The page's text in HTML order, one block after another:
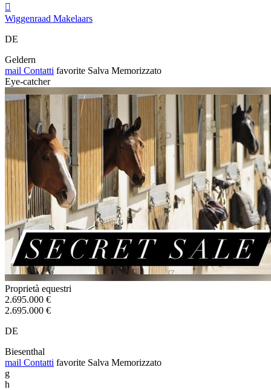

Wiggenraad Makelaars
DE
Geldern
mail Contatti favorite Salva Memorizzato
Eye-catcher
Proprietà equestri
2.695.000 €
2.695.000 €
DE
Biesenthal
mail Contatti favorite Salva Memorizzato
g
h